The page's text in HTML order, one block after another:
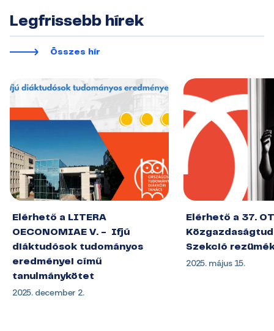
Legfrissebb hírek
Összes hír
Elérhető a LITERA
OECONOMIAE V. - Ifjú
diáktudósok tudományos
eredményei című
tanulmánykötet
2025. december 2.
Elérhető a 37.
Szekció
2025. május 15.